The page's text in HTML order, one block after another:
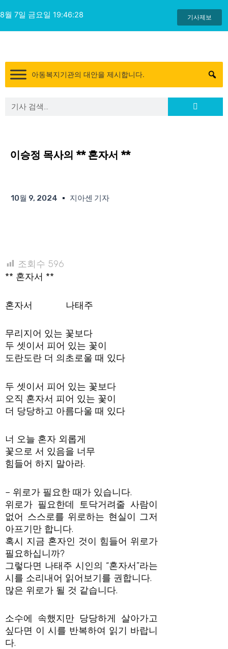
텐
츠
8월 7일 금요일 19:46:29 기사제보
아동복지기관의 대안을 제시합니다.
Search Search
이승정 목사의 ** 혼자서 **
10월 9, 2024 지아센 기자
조회수 596
** 혼자서 **
혼자서 나태주
무리지어 있는 꽃보다
두 셋이서 피어 있는 꽃이
도란도란 더 의초로울 때 있다
두 셋이서 피어 있는 꽃보다
오직 혼자서 피어 있는 꽃이
더 당당하고 아름다울 때 있다
너 오늘 혼자 외롭게
꽃으로 서 있음을 너무
힘들어 하지 말아라.
– 위로가 필요한 때가 있습니다.
위로가 필요한데 토닥거려줄 사람이
없어 스스로를 위로하는 현실이 그저
아프기만 합니다.
혹시 지금 혼자인 것이 힘들어 위로가
필요하십니까?
그렇다면 나태주 시인의 “혼자서”라는
시를 소리내어 읽어보기를 권합니다.
많은 위로가 될 것 같습니다.
소수에 속했지만 당당하게 살아가고
싶다면 이 시를 반복하여 읽기 바랍니
다.